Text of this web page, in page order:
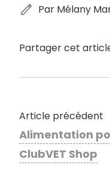
edit Par Mélany
Partager cet
Article précédent
Alimentation
ClubVET Shop